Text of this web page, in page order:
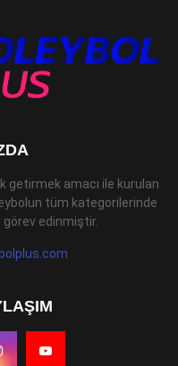
getirmek amacı ile kurulan
tüm kategorilerinde
görev edinmiştir.